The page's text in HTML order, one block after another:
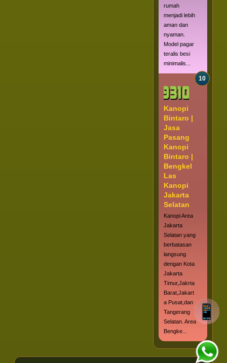
rumah
menjadi lebih
aman dan
nyaman.
Model pagar
teralis besi
minimalis...
Kanopi
Bintaro |
Jasa
Pasang
Kanopi
Bintaro |
Bengkel
Las
Kanopi
Jakarta
Selatan
Kanopi Area
Jakarta
Selatan yang
berbatasan
langsung
dengan Kota
Jakarta
Timur,Jakrta
Barat,Jakart
a Pusat,dan
Tangerang
Selatan. Area
Bengke...